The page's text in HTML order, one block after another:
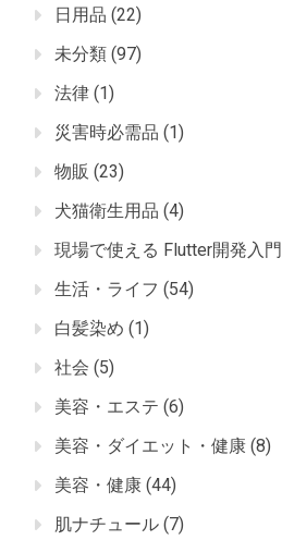
日用品 (22)
未分類 (97)
法律 (1)
災害時必需品 (1)
物販 (23)
犬猫衛生用品 (4)
現場で使える Flutter開発入門
生活・ライフ (54)
白髪染め (1)
社会 (5)
美容・エステ (6)
美容・ダイエット・健康 (8)
美容・健康 (44)
肌ナチュール (7)